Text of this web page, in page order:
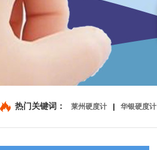
热门关键词： 莱州硬度计 华银硬度计